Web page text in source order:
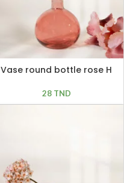
Vase round bottle rose H
28 TND